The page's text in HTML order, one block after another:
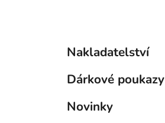
Přeskočit
kategorie
Nakladatelství
Dárkové poukazy
Novinky